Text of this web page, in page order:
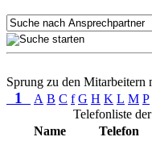
Sprung zu den Mitarbeitern
1 A B C f G H K L M P
Telefonliste
Name
Telefon